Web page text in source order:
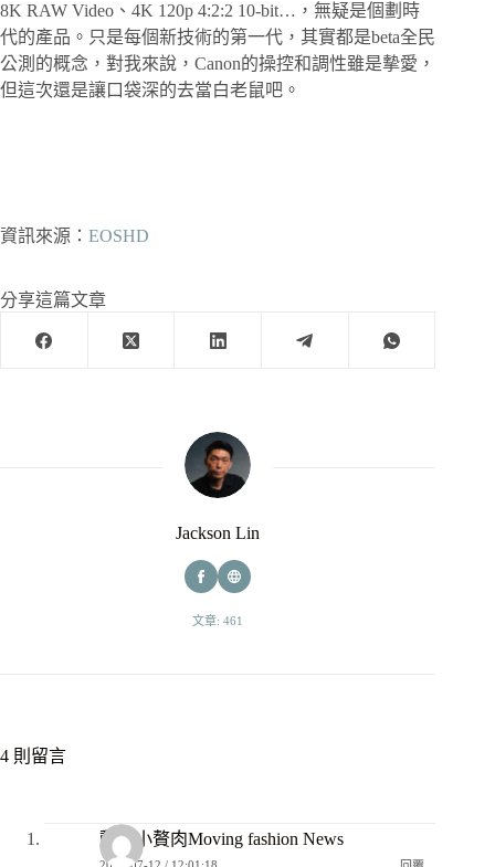
8K RAW Video、4K 120p 4:2:2 10-bit…，無疑是個劃時
代的產品。只是每個新技術的第一代，其實都是beta全民
公測的概念，對我來說，Canon的操控和調性雖是摰愛，
但這次還是讓口袋深的去當白老鼠吧。
資訊來源： EOSHD
分享這篇文章
Jackson Lin
文章: 461
4 則留言
動感小贅肉Moving fashion News